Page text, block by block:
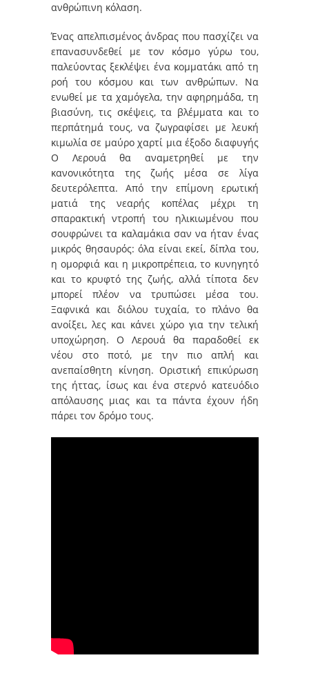
ανθρώπινη κόλαση.
Ένας απελπισμένος άνδρας που πασχίζει να
επανασυνδεθεί με τον κόσμο γύρω του,
παλεύοντας ξεκλέψει ένα κομματάκι από τη
ροή του κόσμου και των ανθρώπων. Να
ενωθεί με τα χαμόγελα, την αφηρημάδα, τη
βιασύνη, τις σκέψεις, τα βλέμματα και το
περπάτημά τους, να ζωγραφίσει με λευκή
κιμωλία σε μαύρο χαρτί μια έξοδο διαφυγής
Ο Λερουά θα αναμετρηθεί με την
κανονικότητα της ζωής μέσα σε λίγα
δευτερόλεπτα. Από την επίμονη ερωτική
ματιά της νεαρής κοπέλας μέχρι τη
σπαρακτική ντροπή του ηλικιωμένου που
σουφρώνει τα καλαμάκια σαν να ήταν ένας
μικρός θησαυρός: όλα είναι εκεί, δίπλα του,
η ομορφιά και η μικροπρέπεια, το κυνηγητό
και το κρυφτό της ζωής, αλλά τίποτα δεν
μπορεί πλέον να τρυπώσει μέσα του.
Ξαφνικά και διόλου τυχαία, το πλάνο θα
ανοίξει, λες και κάνει χώρο για την τελική
υποχώρηση. Ο Λερουά θα παραδοθεί εκ
νέου στο ποτό, με την πιο απλή και
ανεπαίσθητη κίνηση. Οριστική επικύρωση
της ήττας, ίσως και ένα στερνό κατευόδιο
απόλαυσης μιας και τα πάντα έχουν ήδη
πάρει τον δρόμο τους.